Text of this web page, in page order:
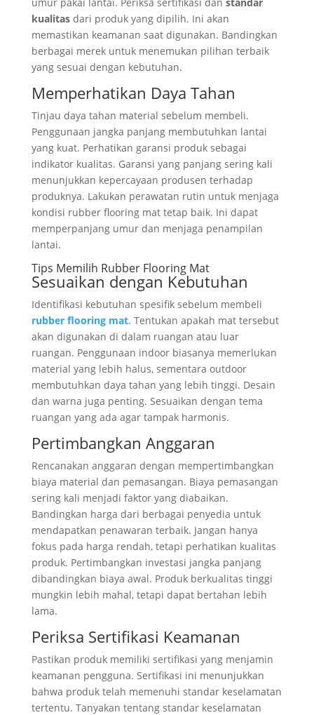
kualitasdari produk yang dipilih. Ini akan
memastikan keamanan saat digunakan. Bandingkan
berbagai merek untuk menemukan pilihan terbaik
yang sesuai dengan kebutuhan.
Memperhatikan Daya Tahan
Tinjau daya tahan material sebelum membeli.
Penggunaan jangka panjang membutuhkan lantai
yang kuat. Perhatikan garansi produk sebagai
indikator kualitas. Garansi yang panjang sering kali
menunjukkan kepercayaan produsen terhadap
produknya. Lakukan perawatan rutin untuk menjaga
kondisi rubber flooring mat tetap baik. Ini dapat
memperpanjang umur dan menjaga penampilan
lantai.
Tips Memilih Rubber Flooring Mat
Sesuaikan dengan Kebutuhan
Identifikasi kebutuhan spesifik sebelum membeli
rubber flooring mat. Tentukan apakah mat tersebut
akan digunakan di dalam ruangan atau luar
ruangan. Penggunaan indoor biasanya memerlukan
material yang lebih halus, sementara outdoor
membutuhkan daya tahan yang lebih tinggi. Desain
dan warna juga penting. Sesuaikan dengan tema
ruangan yang ada agar tampak harmonis.
Pertimbangkan Anggaran
Rencanakan anggaran dengan mempertimbangkan
biaya material dan pemasangan. Biaya pemasangan
sering kali menjadi faktor yang diabaikan.
Bandingkan harga dari berbagai penyedia untuk
mendapatkan penawaran terbaik. Jangan hanya
fokus pada harga rendah, tetapi perhatikan kualitas
produk. Pertimbangkan investasi jangka panjang
dibandingkan biaya awal. Produk berkualitas tinggi
mungkin lebih mahal, tetapi dapat bertahan lebih
lama.
Periksa Sertifikasi Keamanan
Pastikan produk memiliki sertifikasi yang menjamin
keamanan pengguna. Sertifikasi ini menunjukkan
bahwa produk telah memenuhi standar keselamatan
tertentu. Tanyakan tentang standar keselamatan